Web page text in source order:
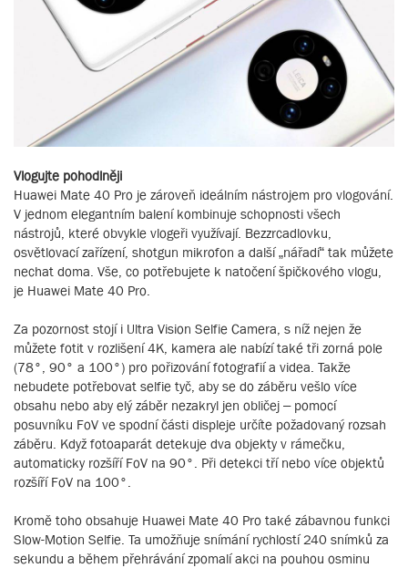
Vlogujte pohodlněji
Huawei Mate 40 Pro je zároveň ideálním nástrojem pro vlogování.
V jednom elegantním balení kombinuje schopnosti všech
nástrojů, které obvykle vlogeři využívají. Bezzrcadlovku,
osvětlovací zařízení, shotgun mikrofon a další „nářadí“ tak můžete
nechat doma. Vše, co potřebujete k natočení špičkového vlogu,
je Huawei Mate 40 Pro.
Za pozornost stojí i Ultra Vision Selfie Camera, s níž nejen že
můžete fotit v rozlišení 4K, kamera ale nabízí také tři zorná pole
(78°, 90° a 100°) pro pořizování fotografií a videa. Takže
nebudete potřebovat selfie tyč, aby se do záběru vešlo více
obsahu nebo aby elý záběr nezakryl jen obličej – pomocí
posuvníku FoV ve spodní části displeje určíte požadovaný rozsah
záběru. Když fotoaparát detekuje dva objekty v rámečku,
automaticky rozšíří FoV na 90°. Při detekci tří nebo více objektů
rozšíří FoV na 100°.
Kromě toho obsahuje Huawei Mate 40 Pro také zábavnou funkci
Slow-Motion Selfie. Ta umožňuje snímání rychlostí 240 snímků za
sekundu a během přehrávání zpomalí akci na pouhou osminu